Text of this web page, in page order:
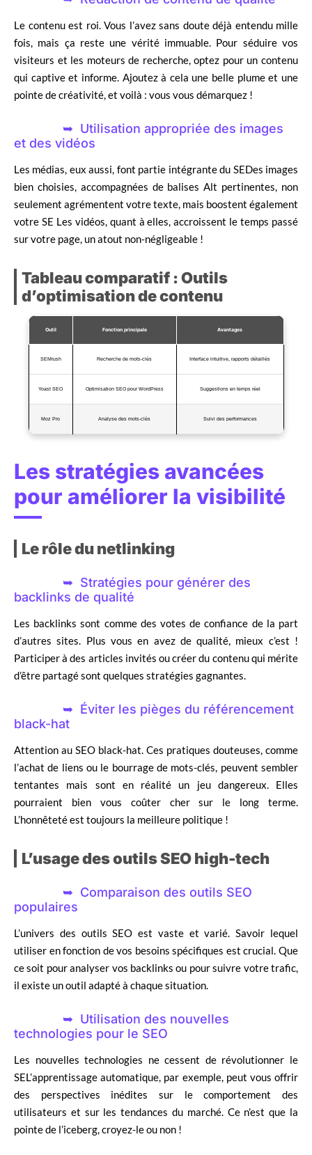
Le contenu est roi. Vous l’avez sans doute déjà entendu mille
fois, mais ça reste une vérité immuable. Pour séduire vos
visiteurs et les moteurs de recherche, optez pour un contenu
qui captive et informe. Ajoutez à cela une belle plume et une
pointe de créativité, et voilà : vous vous démarquez !
Utilisation appropriée des images
et des vidéos
Les médias, eux aussi, font partie intégrante du SEDes images
bien choisies, accompagnées de balises Alt pertinentes, non
seulement agrémentent votre texte, mais boostent également
votre SE Les vidéos, quant à elles, accroissent le temps passé
sur votre page, un atout non-négligeable !
Tableau comparatif : Outils
d’optimisation de contenu
Outil Fonction principale Avantages
SEMrush Recherche de mots-clés Interface intuitive, rapports détaillés
Yoast SEO Optimisation SEO pour WordPress Suggestions en temps réel
Moz Pro Analyse des mots-clés Suivi des performances
Les stratégies avancées
pour améliorer la visibilité
Le rôle du netlinking
Stratégies pour générer des
backlinks de qualité
Les backlinks sont comme des votes de confiance de la part
d’autres sites. Plus vous en avez de qualité, mieux c’est !
Participer à des articles invités ou créer du contenu qui mérite
d’être partagé sont quelques stratégies gagnantes.
Éviter les pièges du référencement
black-hat
Attention au SEO black-hat. Ces pratiques douteuses, comme
l’achat de liens ou le bourrage de mots-clés, peuvent sembler
tentantes mais sont en réalité un jeu dangereux. Elles
pourraient bien vous coûter cher sur le long terme.
L’honnêteté est toujours la meilleure politique !
L’usage des outils SEO high-tech
Comparaison des outils SEO
populaires
L’univers des outils SEO est vaste et varié. Savoir lequel
utiliser en fonction de vos besoins spécifiques est crucial. Que
ce soit pour analyser vos backlinks ou pour suivre votre trafic,
il existe un outil adapté à chaque situation.
Utilisation des nouvelles
technologies pour le SEO
Les nouvelles technologies ne cessent de révolutionner le
SEL’apprentissage automatique, par exemple, peut vous offrir
des perspectives inédites sur le comportement des
utilisateurs et sur les tendances du marché. Ce n’est que la
pointe de l’iceberg, croyez-le ou non !